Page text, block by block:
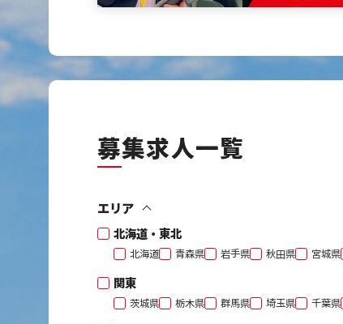
募集求人一覧
エリア
北海道・東北
北海道 青森県 岩手県 秋田県 宮城県
関東
茨城県 栃木県 群馬県 埼玉県 千葉県